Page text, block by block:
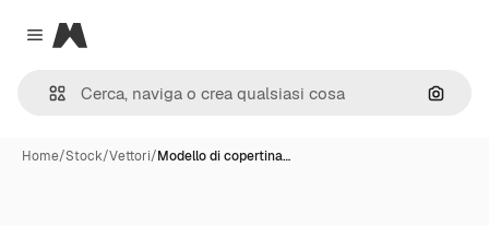
Close menu
Magnific
Cerca
Home/Stock/Vettori/Modello di copertina…